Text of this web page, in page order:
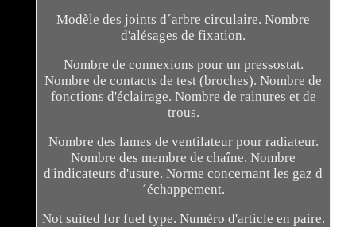
Modèle des joints d´arbre circulaire. Nombre
d'alésages de fixation.
Nombre de connexions pour un pressostat.
Nombre de contacts de test (broches). Nombre de
fonctions d'éclairage. Nombre de rainures et de
trous.
Nombre des lames de ventilateur pour radiateur.
Nombre des membre de chaîne. Nombre
d'indicateurs d'usure. Norme concernant les gaz d
´échappement.
Not suited for fuel type. Numéro d'article en paire.